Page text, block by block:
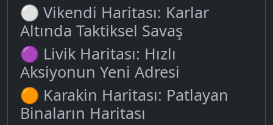
⚪ Vikendi Haritası: Karlar
Altında Taktiksel Savaş
🟣 Livik Haritası: Hızlı
Aksiyonun Yeni Adresi
🟠 Karakin Haritası: Patlayan
Binaların Haritası